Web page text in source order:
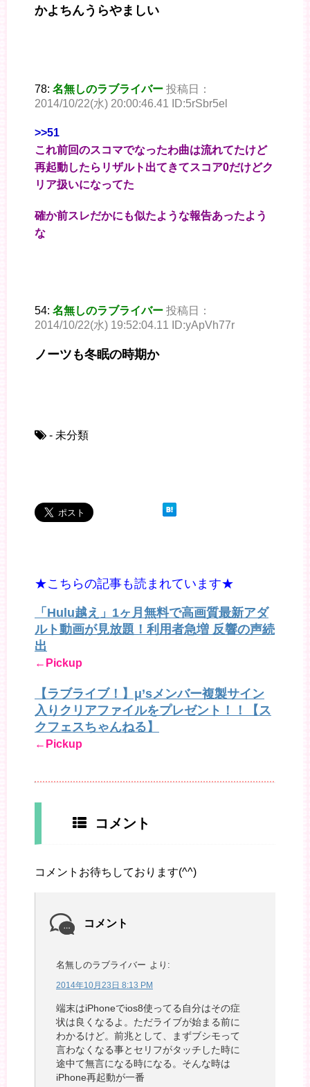
かよちんうらやましい
78: 名無しのラブライバー 投稿日：
2014/10/22(水) 20:00:46.41 ID:5rSbr5el
>>51
これ前回のスコマでなったわ曲は流れてたけど
再起動したらリザルト出てきてスコア0だけどク
リア扱いになってた
確か前スレだかにも似たような報告あったよう
な
54: 名無しのラブライバー 投稿日：
2014/10/22(水) 19:52:04.11 ID:yApVh77r
ノーツも冬眠の時期か
- 未分類
★こちらの記事も読まれています★
「Hulu越え」1ヶ月無料で高画質最新アダ
ルト動画が見放題！利用者急増 反響の声続
出
←Pickup
【ラブライブ！】μ’sメンバー複製サイン
入りクリアファイルをプレゼント！！【ス
クフェスちゃんねる】
←Pickup
コメント
コメントお待ちしております(^^)
コメント
名無しのラブライバー より:
2014年10月23日 8:13 PM
端末はiPhoneでios8使ってる自分はその症
状は良くなるよ。ただライブが始まる前に
わかるけど。前兆として、まずブシモって
言わなくなる事とセリフがタッチした時に
途中て無言になる時になる。そんな時は
iPhone再起動が一番